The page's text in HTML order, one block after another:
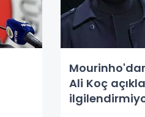
Ali Koç